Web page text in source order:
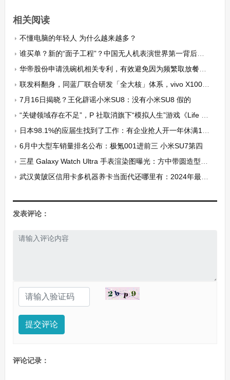
相关阅读
不懂电脑的年轻人 为什么越来越多？
谁买单？新的“面子工程”？中国无人机表演世界第一背后存在不少争议
华帝股份申请洗碗机相关专利，有效避免因为频繁取放餐具造成腰部的疲劳或损伤
联发科翻身，同蓝厂联合研发「全大核」体系，vivo X100稳了
7月16日揭晓？王化辟谣小米SU8：没有小米SU8 假的
“关键领域存在不足”，P 社取消旗下“模拟人生”游戏《Life by You》发行计划
日本98.1%的应届生找到了工作：有企业抢人开一年休满129天条件
6月中大型车销量排名公布：极氪001进前三 小米SU7第四
三星 Galaxy Watch Ultra 手表渲染图曝光：方中带圆造型，灰银两色
武汉黄陂区信用卡多机器养卡当面代还哪里有：2024年最新提现地址及注意事项
发表评论：
提交评论
评论记录：